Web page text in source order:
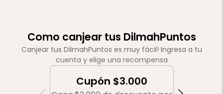
Como canjear tus DilmahPuntos
Canjear tus DilmahPuntos es muy fácil! Ingresa a tu
cuenta y elige una recompensa
Cupón $3.000